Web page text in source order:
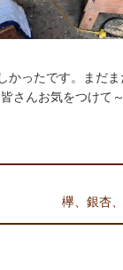
かったです。まだま
さんお気をつけて
欅、銀杏